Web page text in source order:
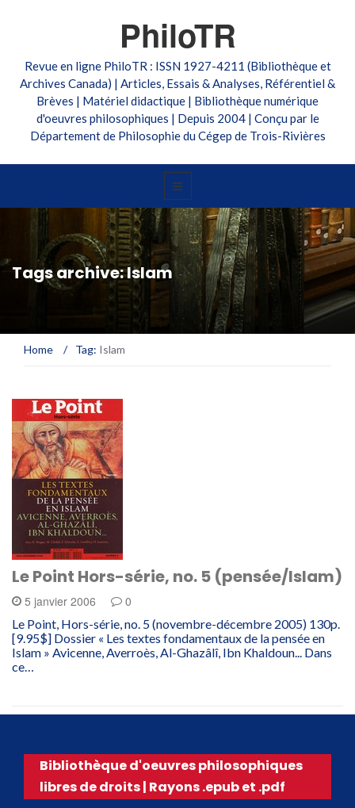
PhiloTR
Revue en ligne PhiloTR : ISSN 1927-4211 (Bibliothèque et
Archives Canada) | Articles, Essais & Analyses, Référentiel &
Brèves | Matériel didactique | Bibliothèque numérique
d'oeuvres philosophiques | Depuis 2004 | Conçu par le
Département de Philosophie du Cégep de Trois-Rivières
Tags archive: Islam
Home / Tag: Islam
Le Point Hors-série, no. 5 (pensée/Islam)
5 janvier 2006 0
Le Point, Hors-série, no. 5 (novembre-décembre 2005) 130p.
[9.95$] Dossier « Les textes fondamentaux de la pensée en
Islam » Avicenne, Averroès, Al-Ghazâlî, Ibn Khaldoun... Dans
ce…
Bibliothèque d'oeuvres philosophiques
libres de droits | Rayons .epub et .pdf